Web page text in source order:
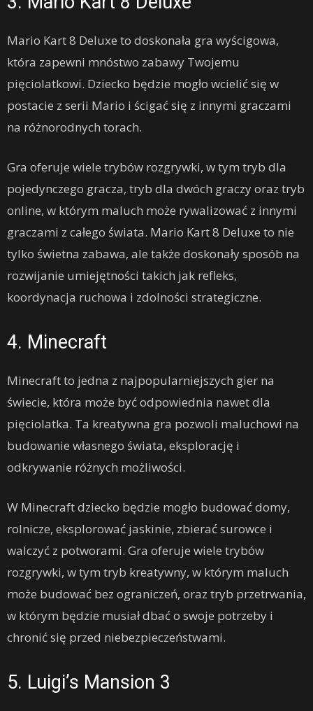
Mario Kart 8 Deluxe to doskonała gra wyścigowa,
która zapewni mnóstwo zabawy Twojemu
pięciolatkowi. Dziecko będzie mogło wcielić się w
postacie z serii Mario i ścigać się z innymi graczami
na różnorodnych torach.
Gra oferuje wiele trybów rozgrywki, w tym tryb dla
pojedynczego gracza, tryb dla dwóch graczy oraz tryb
online, w którym maluch może rywalizować z innymi
graczami z całego świata. Mario Kart 8 Deluxe to nie
tylko świetna zabawa, ale także doskonały sposób na
rozwijanie umiejętności takich jak refleks,
koordynacja ruchowa i zdolności strategiczne.
4. Minecraft
Minecraft to jedna z najpopularniejszych gier na
świecie, która może być odpowiednia nawet dla
pięciolatka. Ta kreatywna gra pozwoli maluchowi na
budowanie własnego świata, eksplorację i
odkrywanie różnych możliwości.
W Minecraft dziecko będzie mogło budować domy,
rolnicze, eksplorować jaskinie, zbierać surowce i
walczyć z potworami. Gra oferuje wiele trybów
rozgrywki, w tym tryb kreatywny, w którym maluch
może budować bez ograniczeń, oraz tryb przetrwania,
w którym będzie musiał dbać o swoje potrzeby i
chronić się przed niebezpieczeństwami.
5. Luigi’s Mansion 3